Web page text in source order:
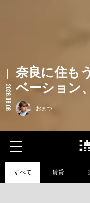
2026.08.06
奈良に住も
ベーション
おまつ
すべて 賃貸